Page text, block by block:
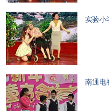
实验小
南通电